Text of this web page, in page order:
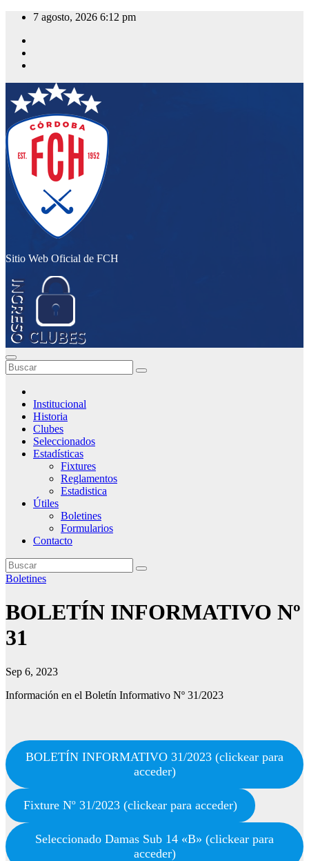
Saltar
contenido
7 agosto, 2026 6:12 pm
Sitio Web Oficial de FCH
Institucional
Historia
Clubes
Seleccionados
Estadísticas
Fixtures
Reglamentos
Estadistica
Útiles
Boletines
Formularios
Contacto
Boletines
BOLETÍN INFORMATIVO Nº
31
Sep 6, 2023
Información en el Boletín Informativo Nº 31/2023
BOLETÍN INFORMATIVO 31/2023 (clickear para
acceder)
Fixture Nº 31/2023 (clickear para acceder)
Seleccionado Damas Sub 14 «B» (clickear para
acceder)